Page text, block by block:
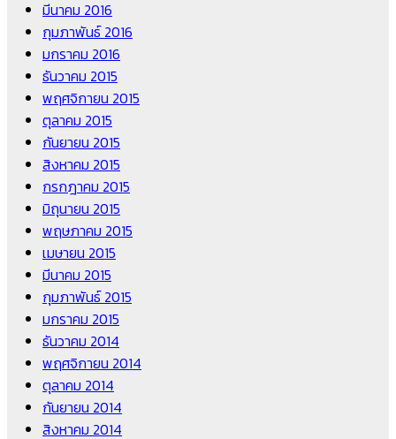
มีนาคม 2016
กุมภาพันธ์ 2016
มกราคม 2016
ธันวาคม 2015
พฤศจิกายน 2015
ตุลาคม 2015
กันยายน 2015
สิงหาคม 2015
กรกฎาคม 2015
มิถุนายน 2015
พฤษภาคม 2015
เมษายน 2015
มีนาคม 2015
กุมภาพันธ์ 2015
มกราคม 2015
ธันวาคม 2014
พฤศจิกายน 2014
ตุลาคม 2014
กันยายน 2014
สิงหาคม 2014